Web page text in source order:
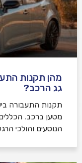
מהן תקנות
גג הרכב?
תקנות התעבורה
מטען ברכב.
הנוסעים והולכי